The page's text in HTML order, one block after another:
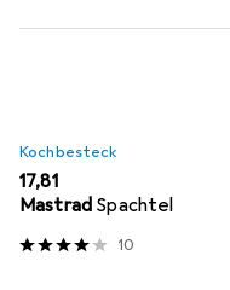
Kochbesteck
EUR
17,81
Mastrad Spachtel
10